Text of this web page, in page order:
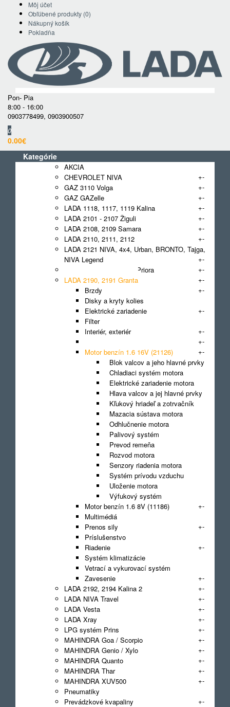
Môj účet
Obľúbené produkty (0)
Nákupný košík
Pokladňa
Pon- Pia
8:00 - 16:00
0903778499, 0903900507
0
0.00€
Kategórie
AKCIA
CHEVROLET NIVA
+-
GAZ 3110 Volga
+-
GAZ GAZelle
+-
LADA 1118, 1117, 1119 Kalina
+-
LADA 2101 - 2107 Žiguli
+-
LADA 2108, 2109 Samara
+-
LADA 2110, 2111, 2112
+-
LADA 2121 NIVA, 4x4, Urban, BRONTO, Tajga,
NIVA Legend
+-
LADA 2170, 2171, 2172 Priora
+-
LADA 2190, 2191 Granta
+-
Brzdy
+-
Disky a kryty kolies
Elektrické zariadenie
+-
Filter
Interiér, exteriér
+-
+-
Motor benzín 1.6 16V (21126)
+-
Blok valcov a jeho hlavné prvky
Chladiaci systém motora
Elektrické zariadenie motora
Hlava valcov a jej hlavné prvky
Kľukový hriadeľ a zotrvačník
Mazacia sústava motora
Odhlučnenie motora
Palivový systém
Prevod remeňa
Rozvod motora
Senzory riadenia motora
Systém prívodu vzduchu
Uloženie motora
Výfukový systém
Motor benzín 1.6 8V (11186)
+-
Multimédiá
Prenos sily
+-
Príslušenstvo
Riadenie
+-
Systém klimatizácie
Vetrací a vykurovací systém
Zavesenie
+-
LADA 2192, 2194 Kalina 2
+-
LADA NIVA Travel
+-
LADA Vesta
+-
LADA Xray
+-
LPG systém Prins
+-
MAHINDRA Goa / Scorpio
+-
MAHINDRA Genio / Xylo
+-
MAHINDRA Quanto
+-
MAHINDRA Thar
+-
MAHINDRA XUV500
+-
Pneumatiky
Prevádzkové kvapaliny
+-